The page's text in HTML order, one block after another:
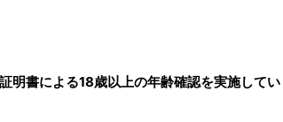
明書による18歳以上の年齢確認を実施してい